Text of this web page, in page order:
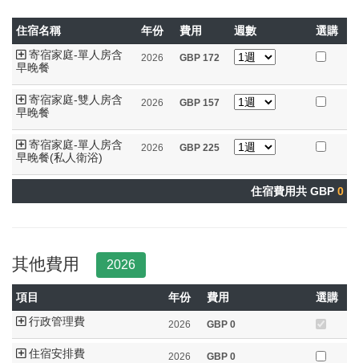
住宿名稱 年份 費用 週數
選購
寄宿家庭-單人房含
早晚餐
2026 GBP 172
寄宿家庭-雙人房含
早晚餐
2026 GBP 157
寄宿家庭-單人房含
早晚餐(私人衛浴)
2026 GBP 225
住宿費用共 GBP 0
其他費用 2026
項目 年份 費用
選購
行政管理費
2026 GBP 0
住宿安排費 2026 GBP 0